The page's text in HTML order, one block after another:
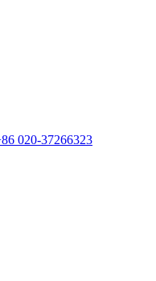
020-37266323